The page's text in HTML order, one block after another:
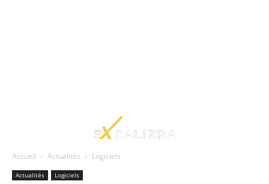
Accueil Actualités Logiciels
Actualités Logiciels